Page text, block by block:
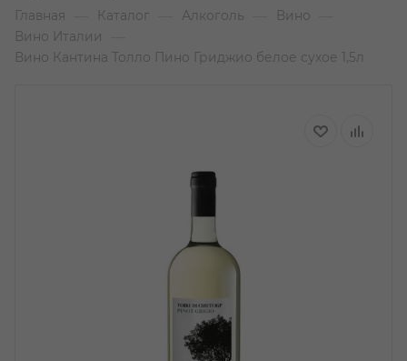
Главная Каталог Алкоголь Вино
Вино Италии
Вино Кантина Толло Пино Гриджио белое сухое 1,5л